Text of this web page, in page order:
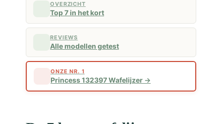
OVERZICHT
Top 7 in het kort
REVIEWS
Alle modellen getest
ONZE NR. 1
Princess 132397 Wafelijzer